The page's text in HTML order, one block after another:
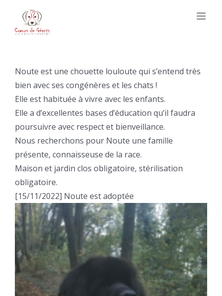
content
Noute est une chouette louloute qui s’entend très
bien avec ses congénères et les chats !
Elle est habituée à vivre avec les enfants.
Elle a d’excellentes bases d’éducation qu’il faudra
poursuivre avec respect et bienveillance.
Nous recherchons pour Noute une famille
présente, connaisseuse de la race.
Maison et jardin clos obligatoire, stérilisation
obligatoire.
[15/11/2022] Noute est adoptée